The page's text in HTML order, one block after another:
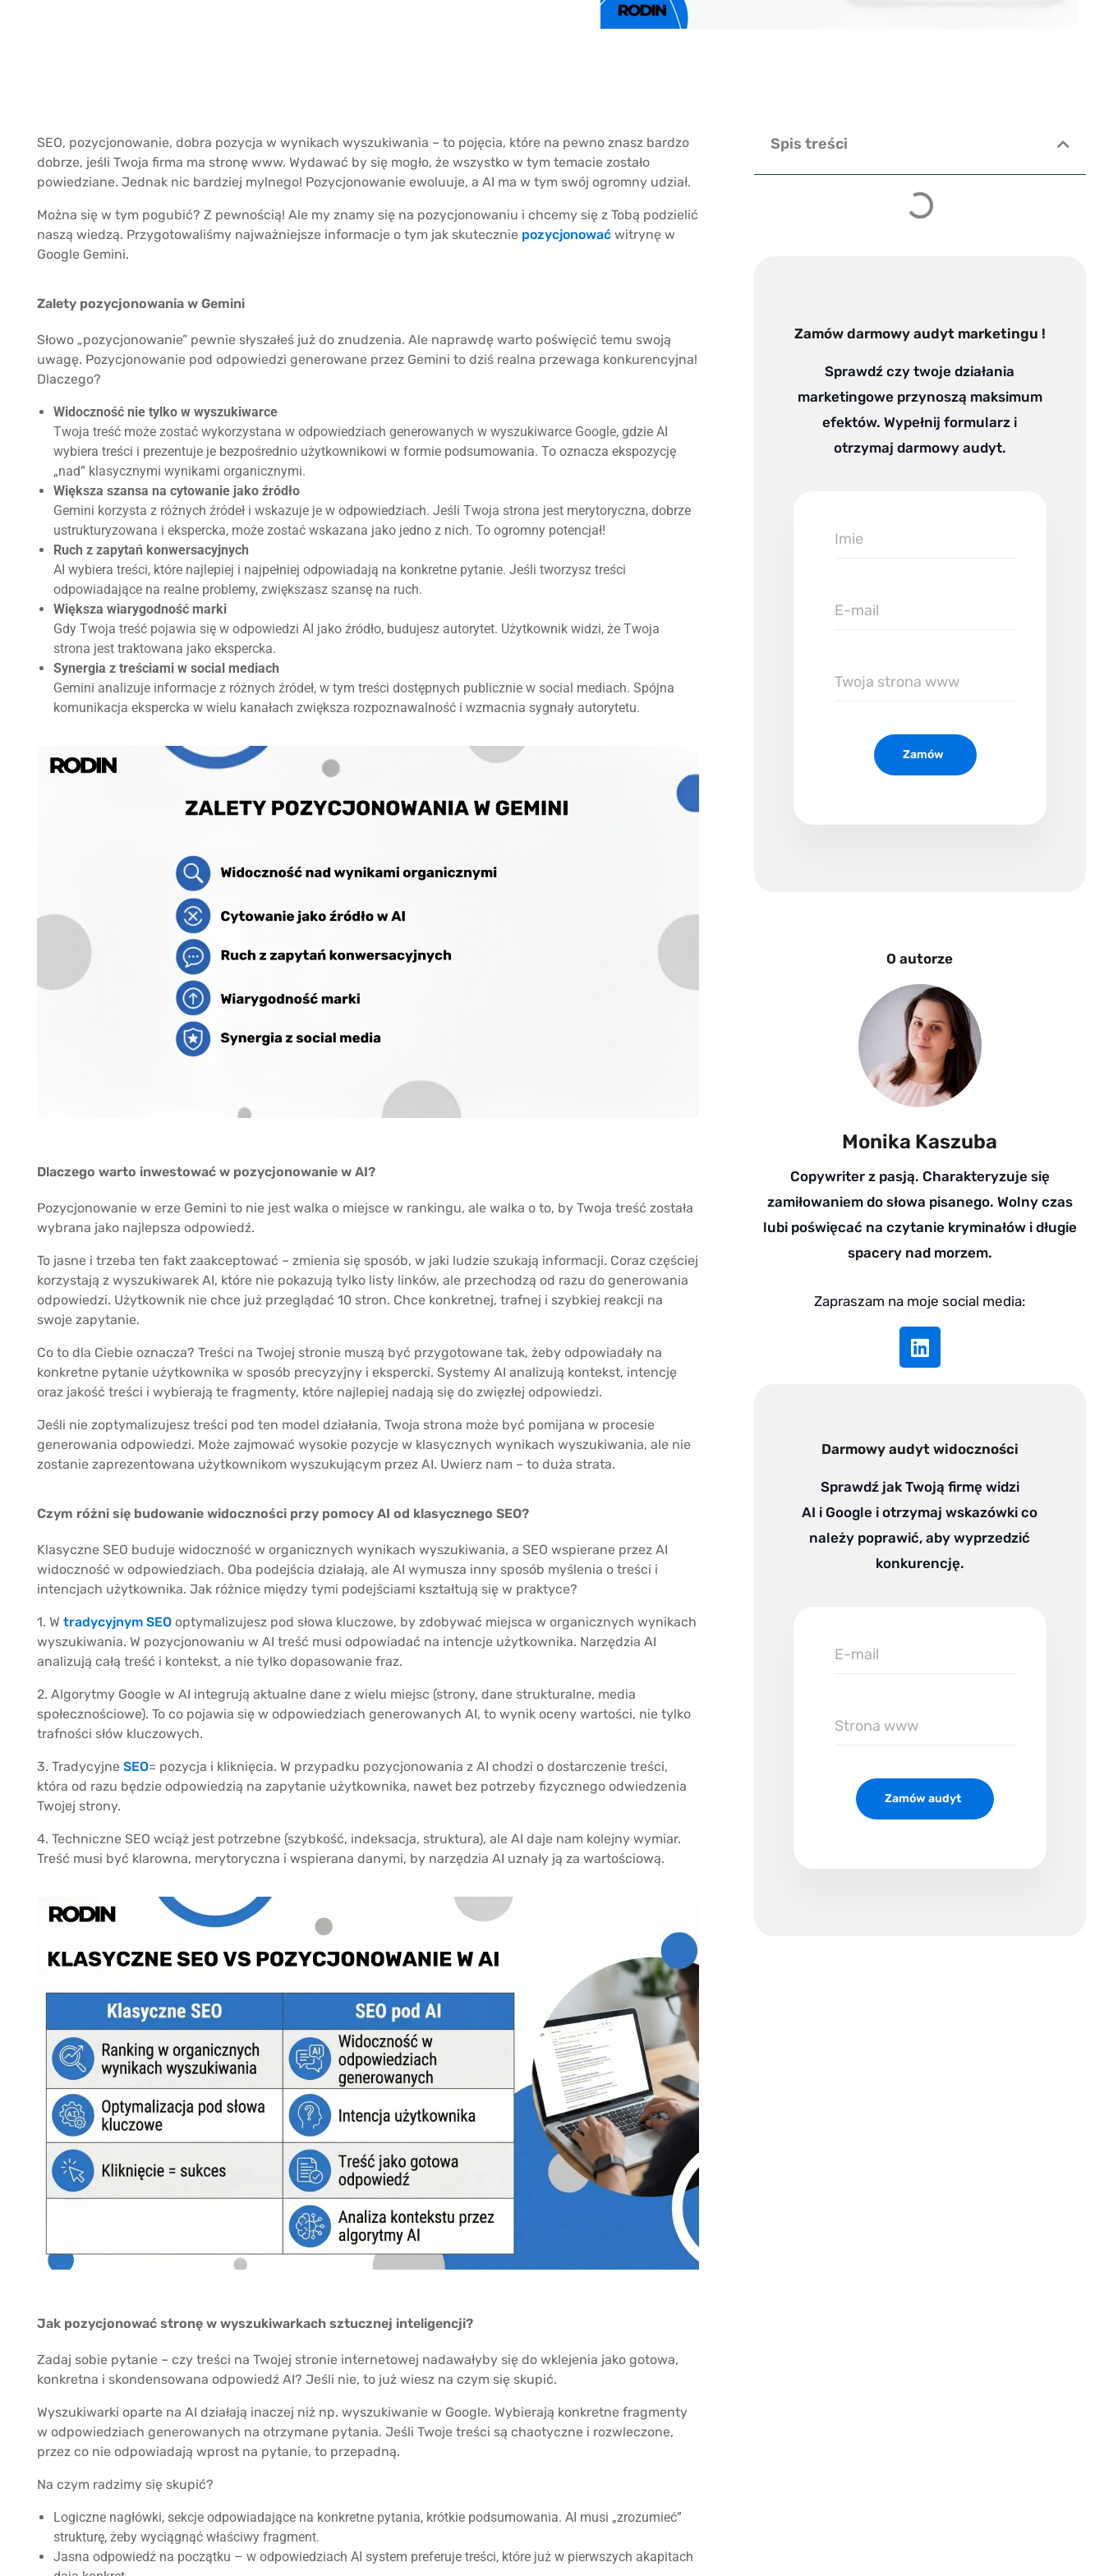
SEO, pozycjonowanie, dobra pozycja w wynikach wyszukiwania – to pojęcia, które na pewno znasz bardzo
dobrze, jeśli Twoja firma ma stronę www. Wydawać by się mogło, że wszystko w tym temacie zostało
powiedziane. Jednak nic bardziej mylnego! Pozycjonowanie ewoluuje, a AI ma w tym swój ogromny udział.
Można się w tym pogubić? Z pewnością! Ale my znamy się na pozycjonowaniu i chcemy się z Tobą podzielić
naszą wiedzą. Przygotowaliśmy najważniejsze informacje o tym jak skutecznie pozycjonowaćwitrynę w
Google Gemini.
Zalety pozycjonowania w Gemini
Słowo „pozycjonowanie” pewnie słyszałeś już do znudzenia. Ale naprawdę warto poświęcić temu swoją
uwagę. Pozycjonowanie pod odpowiedzi generowane przez Gemini to dziś realna przewaga konkurencyjna!
Dlaczego?
Widoczność nie tylko w wyszukiwarce
Twoja treść może zostać wykorzystana w odpowiedziach generowanych w wyszukiwarce Google, gdzie AI
wybiera treści i prezentuje je bezpośrednio użytkownikowi w formie podsumowania. To oznacza ekspozycję
„nad” klasycznymi wynikami organicznymi.
Większa szansa na cytowanie jako źródło
Gemini korzysta z różnych źródeł i wskazuje je w odpowiedziach. Jeśli Twoja strona jest merytoryczna, dobrze
ustrukturyzowana i ekspercka, może zostać wskazana jako jedno z nich. To ogromny potencjał!
Ruch z zapytań konwersacyjnych
AI wybiera treści, które najlepiej i najpełniej odpowiadają na konkretne pytanie. Jeśli tworzysz treści
odpowiadające na realne problemy, zwiększasz szansę na ruch.
Większa wiarygodność marki
Gdy Twoja treść pojawia się w odpowiedzi AI jako źródło, budujesz autorytet. Użytkownik widzi, że Twoja
strona jest traktowana jako ekspercka.
Synergia z treściami w social mediach
Gemini analizuje informacje z różnych źródeł, w tym treści dostępnych publicznie w social mediach. Spójna
komunikacja ekspercka w wielu kanałach zwiększa rozpoznawalność i wzmacnia sygnały autorytetu.
Dlaczego warto inwestować w pozycjonowanie w AI?
Pozycjonowanie w erze Gemini to nie jest walka o miejsce w rankingu, ale walka o to, by Twoja treść została
wybrana jako najlepsza odpowiedź.
To jasne i trzeba ten fakt zaakceptować – zmienia się sposób, w jaki ludzie szukają informacji. Coraz częściej
korzystają z wyszukiwarek AI, które nie pokazują tylko listy linków, ale przechodzą od razu do generowania
odpowiedzi. Użytkownik nie chce już przeglądać 10 stron. Chce konkretnej, trafnej i szybkiej reakcji na
swoje zapytanie.
Co to dla Ciebie oznacza? Treści na Twojej stronie muszą być przygotowane tak, żeby odpowiadały na
konkretne pytanie użytkownika w sposób precyzyjny i ekspercki. Systemy AI analizują kontekst, intencję
oraz jakość treści i wybierają te fragmenty, które najlepiej nadają się do zwięzłej odpowiedzi.
Jeśli nie zoptymalizujesz treści pod ten model działania, Twoja strona może być pomijana w procesie
generowania odpowiedzi. Może zajmować wysokie pozycje w klasycznych wynikach wyszukiwania, ale nie
zostanie zaprezentowana użytkownikom wyszukującym przez AI. Uwierz nam – to duża strata.
Czym różni się budowanie widoczności przy pomocy AI od klasycznego SEO?
Klasyczne SEO buduje widoczność w organicznych wynikach wyszukiwania, a SEO wspierane przez AI
widoczność w odpowiedziach. Oba podejścia działają, ale AI wymusza inny sposób myślenia o treści i
intencjach użytkownika. Jak różnice między tymi podejściami kształtują się w praktyce?
1. W tradycyjnym SEOoptymalizujesz pod słowa kluczowe, by zdobywać miejsca w organicznych wynikach
wyszukiwania. W pozycjonowaniu w AI treść musi odpowiadać na intencje użytkownika. Narzędzia AI
analizują całą treść i kontekst, a nie tylko dopasowanie fraz.
2. Algorytmy Google w AI integrują aktualne dane z wielu miejsc (strony, dane strukturalne, media
społecznościowe). To co pojawia się w odpowiedziach generowanych AI, to wynik oceny wartości, nie tylko
trafności słów kluczowych.
3. Tradycyjne SEO= pozycja i kliknięcia. W przypadku pozycjonowania z AI chodzi o dostarczenie treści,
która od razu będzie odpowiedzią na zapytanie użytkownika, nawet bez potrzeby fizycznego odwiedzenia
Twojej strony.
4. Techniczne SEO wciąż jest potrzebne (szybkość, indeksacja, struktura), ale AI daje nam kolejny wymiar.
Treść musi być klarowna, merytoryczna i wspierana danymi, by narzędzia AI uznały ją za wartościową.
Jak pozycjonować stronę w wyszukiwarkach sztucznej inteligencji?
Zadaj sobie pytanie – czy treści na Twojej stronie internetowej nadawałyby się do wklejenia jako gotowa,
konkretna i skondensowana odpowiedź AI? Jeśli nie, to już wiesz na czym się skupić.
Wyszukiwarki oparte na AI działają inaczej niż np. wyszukiwanie w Google. Wybierają konkretne fragmenty
w odpowiedziach generowanych na otrzymane pytania. Jeśli Twoje treści są chaotyczne i rozwleczone,
przez co nie odpowiadają wprost na pytanie, to przepadną.
Na czym radzimy się skupić?
Logiczne nagłówki, sekcje odpowiadające na konkretne pytania, krótkie podsumowania. AI musi „zrozumieć”
strukturę, żeby wyciągnąć właściwy fragment.
Jasna odpowiedź na początku – w odpowiedziach AI system preferuje treści, które już w pierwszych akapitach
Spis treści
Zamów darmowy audyt marketingu !
Sprawdź czy twoje działania
marketingowe przynoszą maksimum
efektów. Wypełnij formularz i
otrzymaj darmowy audyt.
Imie
E-
Twoja
Zamów
O autorze
Monika Kaszuba
Copywriter z pasją. Charakteryzuje się
zamiłowaniem do słowa pisanego. Wolny czas
lubi poświęcać na czytanie kryminałów i długie
spacery nad morzem.
Zapraszam na moje social media:
L
i
d
i
n
Darmowy audyt widoczności
Sprawdź jak Twoją firmę widzi
AI i Google i otrzymaj wskazówki co
należy poprawić, aby wyprzedzić
konkurencję.
E-
Zamów audyt